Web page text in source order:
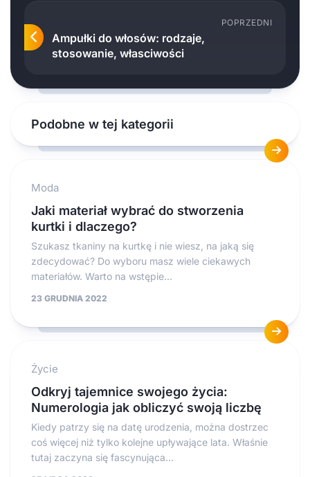
POPRZEDNI
Ampułki do włosów: rodzaje,
stosowanie, własciwości
Podobne w tej kategorii
Moda
Jaki materiał wybrać do stworzenia
kurtki i dlaczego?
Szukasz tkaniny na kurtkę i nie wiesz, na jaką się
zdecydować? Do wyboru masz wiele ciekawych
materiałów. Warto na wstępie...
23 GRUDNIA 2022
Życie
Odkryj tajemnice swojego życia:
Numerologia jak obliczyć swoją liczbę
Kiedy patrzy się na datę urodzenia, można dostrzec
coś więcej niż tylko kolejne upływające lata. Właśnie
tutaj zaczyna się fascynująca...